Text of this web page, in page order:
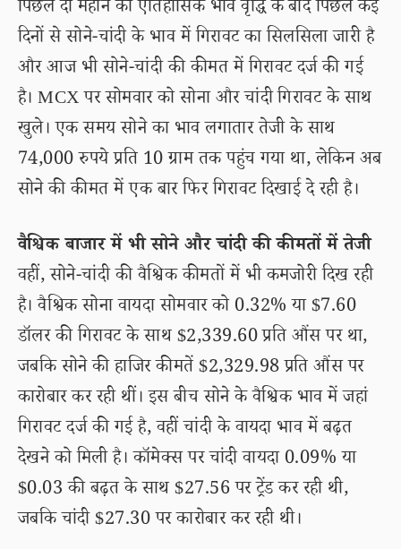
पिछले दो महीने की ऐतिहासिक भाव वृद्धि के बाद पिछले कई
दिनों से सोने-चांदी के भाव में गिरावट का सिलसिला जारी है
और आज भी सोने-चांदी की कीमत में गिरावट दर्ज की गई
है। MCX पर सोमवार को सोना और चांदी गिरावट के साथ
खुले। एक समय सोने का भाव लगातार तेजी के साथ
74,000 रुपये प्रति 10 ग्राम तक पहुंच गया था, लेकिन अब
सोने की कीमत में एक बार फिर गिरावट दिखाई दे रही है।
वैश्विक बाजार में भी सोने और चांदी की कीमतों में तेजी
वहीं, सोने-चांदी की वैश्विक कीमतों में भी कमजोरी दिख रही
है। वैश्विक सोना वायदा सोमवार को 0.32% या $7.60
डॉलर की गिरावट के साथ $2,339.60 प्रति औंस पर था,
जबकि सोने की हाजिर कीमतें $2,329.98 प्रति औंस पर
कारोबार कर रही थीं। इस बीच सोने के वैश्विक भाव में जहां
गिरावट दर्ज की गई है, वहीं चांदी के वायदा भाव में बढ़त
देखने को मिली है। कॉमेक्स पर चांदी वायदा 0.09% या
$0.03 की बढ़त के साथ $27.56 पर ट्रेंड कर रही थी,
जबकि चांदी $27.30 पर कारोबार कर रही थी।